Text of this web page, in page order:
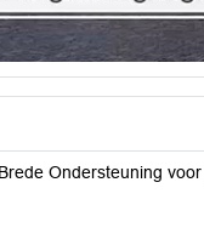
Ondersteuning